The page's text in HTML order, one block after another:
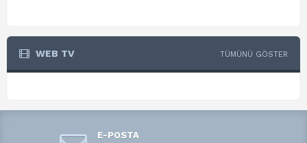
WEB TV TÜMÜNÜ GÖSTER
E-POSTA